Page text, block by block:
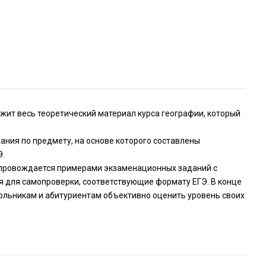
весь теоретический материал курса географии, который
по предмету, на основе которого составлены
примерами экзаменационных заданий с
самопроверки, соответствующие формату ЕГЭ. В конце
и абитуриентам объективно оценить уровень своих